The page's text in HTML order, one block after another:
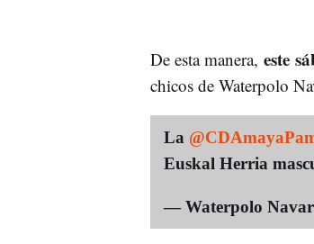
De esta manera, este
chicos de Waterpolo
La
Euskal Herria
— Waterpolo